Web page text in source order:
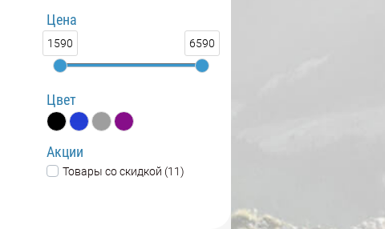
Цена
1590 6590
Цвет
Акции
Товары со скидкой (11)